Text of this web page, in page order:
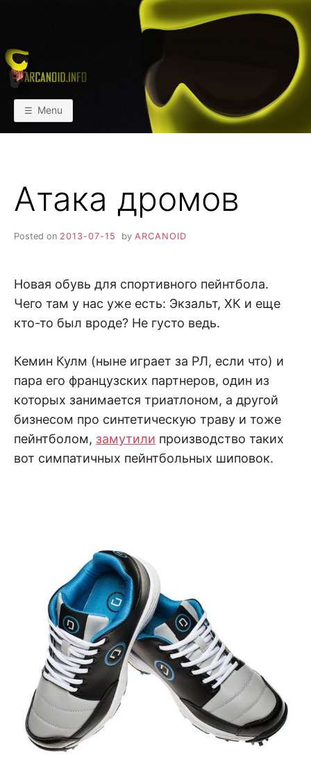
АРКАИНФО
Пейнтбол vs Paintball
Menu
Атака дромов
Posted on 2013-07-15 by ARCANOID
Новая обувь для спортивного пейнтбола.
Чего там у нас уже есть: Экзальт, ХК и еще
кто-то был вроде? Не густо ведь.
Кемин Кулм (ныне играет за РЛ, если что) и
пара его французских партнеров, один из
которых занимается триатлоном, а другой
бизнесом про синтетическую траву и тоже
пейнтболом, замутили производство таких
вот симпатичных пейнтбольных шиповок.